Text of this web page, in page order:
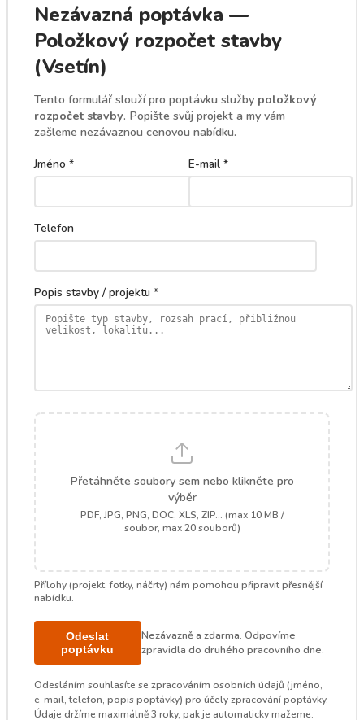
Nezávazná poptávka —
Položkový rozpočet stavby
(Vsetín)
Tento formulář slouží pro poptávku služby položkový
rozpočet stavby. Popište svůj projekt a my vám
zašleme nezávaznou cenovou nabídku.
Jméno * E-mail *
Telefon
Popis stavby / projektu *
Přetáhněte soubory sem nebo klikněte pro
výběr
PDF, JPG, PNG, DOC, XLS, ZIP... (max 10 MB /
soubor, max 20 souborů)
Přílohy (projekt, fotky, náčrty) nám pomohou připravit přesnější
nabídku.
Odeslat
poptávku
Nezávazně a zdarma. Odpovíme
zpravidla do druhého pracovního dne.
Odesláním souhlasíte se zpracováním osobních údajů (jméno,
e-mail, telefon, popis poptávky) pro účely zpracování poptávky.
Údaje držíme maximálně 3 roky, pak je automaticky mažeme.